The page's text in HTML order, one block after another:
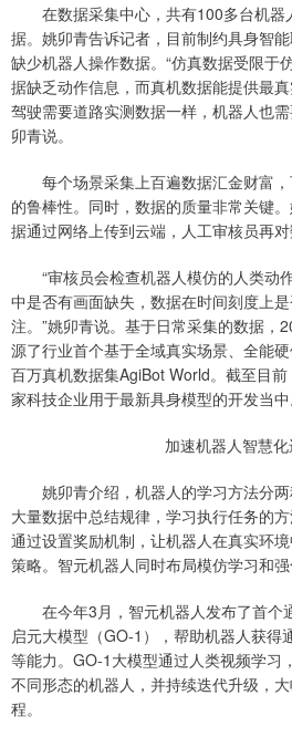
在数据采集中心，共有100多台机器
据。姚卯青告诉记者，目前制约具身智
缺少机器人操作数据。“仿真数据受限于
据缺乏动作信息，而真机数据能提供最
驾驶需要道路实测数据一样，机器人也
卯青说。
每个场景采集上百遍数据汇金财富，
的鲁棒性。同时，数据的质量非常关键
据通过网络上传到云端，人工审核员再对
“审核员会检查机器人模仿的人类动
中是否有画面缺失，数据在时间刻度上
注。”姚卯青说。基于日常采集的数据，
源了行业首个基于全域真实场景、全能
百万真机数据集AgiBot World。截至目
家科技企业用于最新具身模型的开发当中
加速机器人智慧
姚卯青介绍，机器人的学习方法分两
大量数据中总结规律，学习执行任务的
通过设置奖励机制，让机器人在真实环
策略。智元机器人同时布局模仿学习和强
在今年3月，智元机器人发布了首个
启元大模型（GO-1），帮助机器人获得
等能力。GO-1大模型通过人类视频学习
不同形态的机器人，并持续迭代升级，
程。